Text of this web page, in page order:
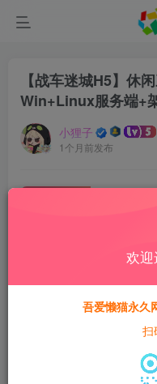
【战车迷城H5】休
Win+Linux服务端+
小狸子
1个月前发布
此内容为付费资源，请付
黄金会员免费
本站所有资源均为网络
欢
吾爱懒猫永